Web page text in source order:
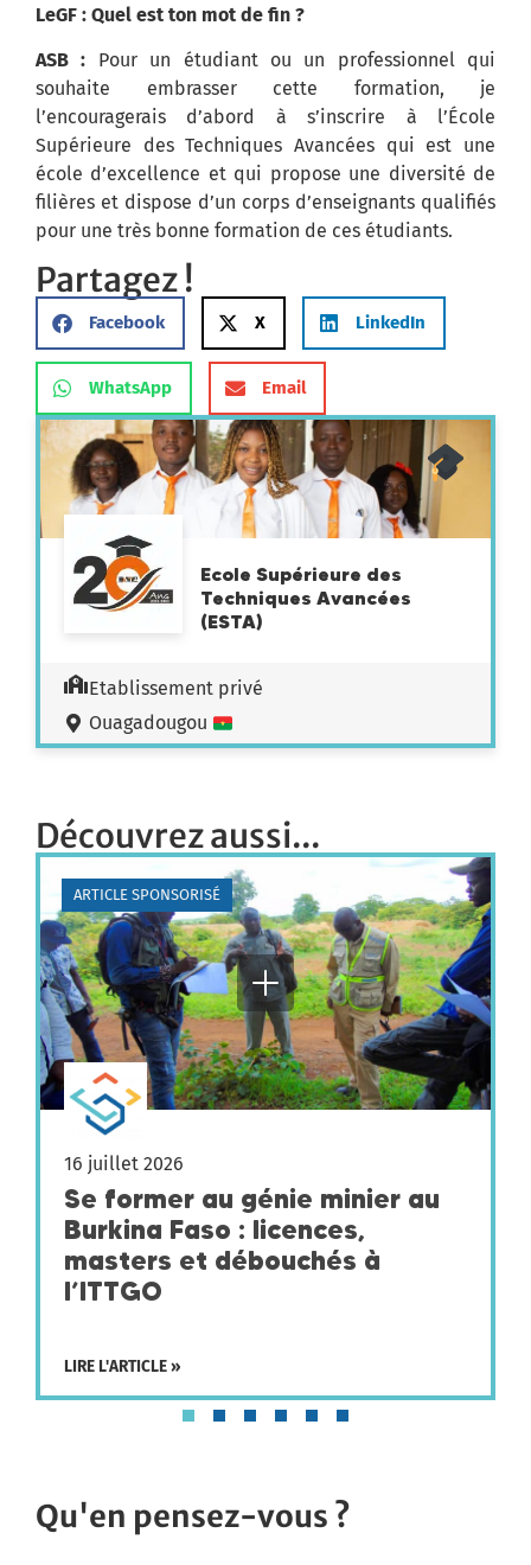
LeGF : Quel est ton mot de fin ?
ASB : Pour un étudiant ou un professionnel qui
souhaite embrasser cette formation, je
l’encouragerais d’abord à s’inscrire à l’École
Supérieure des Techniques Avancées qui est une
école d’excellence et qui propose une diversité de
filières et dispose d’un corps d’enseignants qualifiés
pour une très bonne formation de ces étudiants.
Partagez !
Facebook X LinkedIn
WhatsApp Email
Ecole Supérieure des
Techniques Avancées
(ESTA)
Etablissement privé
Ouagadougou
Découvrez aussi...
ARTICLE SPONSORISÉ
16 juillet 2026
Se former au génie minier au
Burkina Faso : licences,
masters et débouchés à
l’ITTGO
LIRE L'ARTICLE »
Qu'en pensez-vous ?